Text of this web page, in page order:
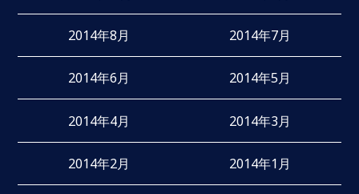
2014年8月 2014年7月
2014年6月 2014年5月
2014年4月 2014年3月
2014年2月 2014年1月